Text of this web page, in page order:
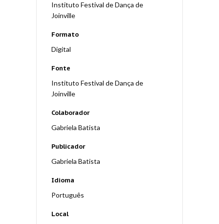
Instituto Festival de Dança de
Joinville
Formato
Digital
Fonte
Instituto Festival de Dança de
Joinville
Colaborador
Gabriela Batista
Publicador
Gabriela Batista
Idioma
Português
Local